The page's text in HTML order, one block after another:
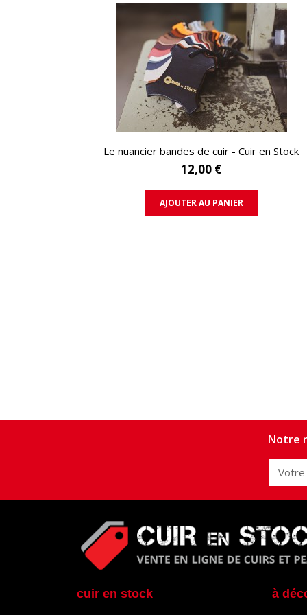
APERÇU RAPIDE
Le nuancier bandes de cuir - Cuir en Stock
12,00 €
AJOUTER AU PANIER
Notre
cuir en stock à